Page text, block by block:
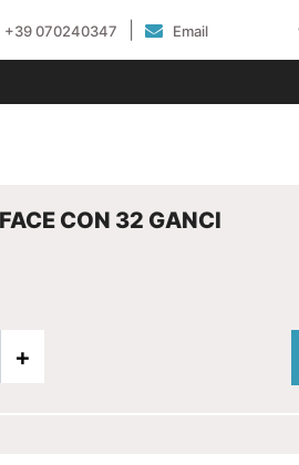
+39 070240347 Email
CON 32 GANCI